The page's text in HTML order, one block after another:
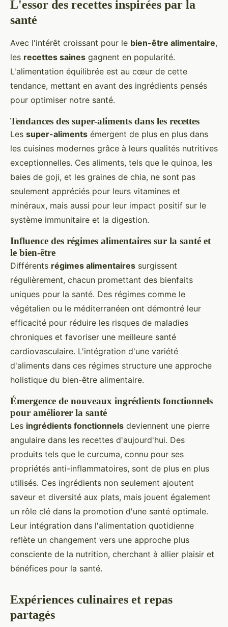
L'essor des recettes inspirées par la
santé
Avec l'intérêt croissant pour le bien-être alimentaire,
les recettes saines gagnent en popularité.
L'alimentation équilibrée est au cœur de cette
tendance, mettant en avant des ingrédients pensés
pour optimiser notre santé.
Tendances des super-aliments dans les recettes
Les super-aliments émergent de plus en plus dans
les cuisines modernes grâce à leurs qualités nutritives
exceptionnelles. Ces aliments, tels que le quinoa, les
baies de goji, et les graines de chia, ne sont pas
seulement appréciés pour leurs vitamines et
minéraux, mais aussi pour leur impact positif sur le
système immunitaire et la digestion.
Influence des régimes alimentaires sur la santé et
le bien-être
Différents régimes alimentaires surgissent
régulièrement, chacun promettant des bienfaits
uniques pour la santé. Des régimes comme le
végétalien ou le méditerranéen ont démontré leur
efficacité pour réduire les risques de maladies
chroniques et favoriser une meilleure santé
cardiovasculaire. L'intégration d'une variété
d'aliments dans ces régimes structure une approche
holistique du bien-être alimentaire.
Émergence de nouveaux ingrédients fonctionnels
pour améliorer la santé
Les ingrédients fonctionnels deviennent une pierre
angulaire dans les recettes d'aujourd'hui. Des
produits tels que le curcuma, connu pour ses
propriétés anti-inflammatoires, sont de plus en plus
utilisés. Ces ingrédients non seulement ajoutent
saveur et diversité aux plats, mais jouent également
un rôle clé dans la promotion d'une santé optimale.
Leur intégration dans l'alimentation quotidienne
reflète un changement vers une approche plus
consciente de la nutrition, cherchant à allier plaisir et
bénéfices pour la santé.
Expériences culinaires et repas
partagés